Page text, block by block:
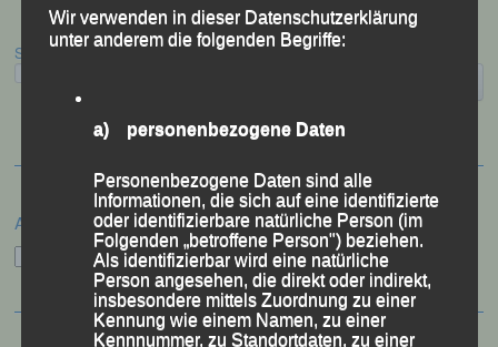
Suchen
Archiv
Archiv
Wir verwenden in dieser Datenschutzerklärung
unter anderem die folgenden Begriffe:
a) personenbezogene Daten
Personenbezogene Daten sind alle
Informationen, die sich auf eine identifizierte
oder identifizierbare natürliche Person (im
Folgenden „betroffene Person") beziehen.
Als identifizierbar wird eine natürliche
Person angesehen, die direkt oder indirekt,
insbesondere mittels Zuordnung zu einer
Kennung wie einem Namen, zu einer
Kennnummer, zu Standortdaten, zu einer